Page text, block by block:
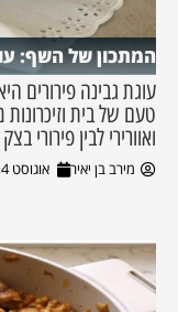
המתכון של השף:
עוגת גבינה פירורים
טעם של בית
ואוורירי לבין פירורי
מירב בן יאיר אוגוסט 4, 2026